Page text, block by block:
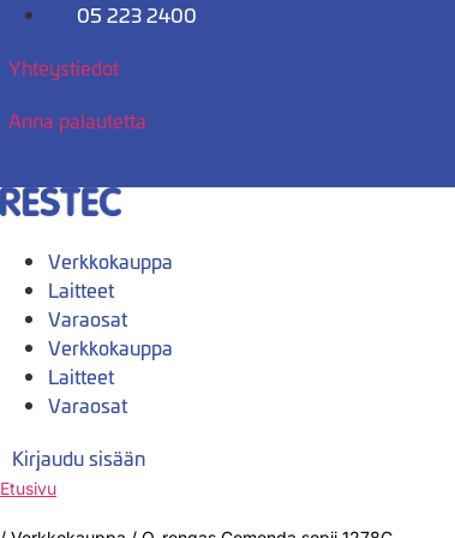
Mene
05 223 2400
Yhteystiedot
Anna palautetta
Verkkokauppa
Laitteet
Varaosat
Verkkokauppa
Laitteet
Varaosat
Kirjaudu sisään
Etusivu